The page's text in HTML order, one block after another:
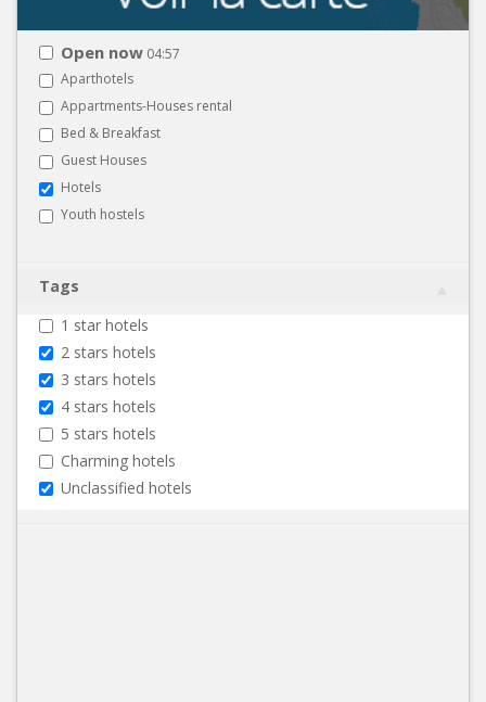
Open now 04:57
Aparthotels
Appartments-Houses rental
Bed & Breakfast
Guest Houses
Hotels
Youth hostels
Tags
1 star hotels
2 stars hotels
3 stars hotels
4 stars hotels
5 stars hotels
Charming hotels
Unclassified hotels